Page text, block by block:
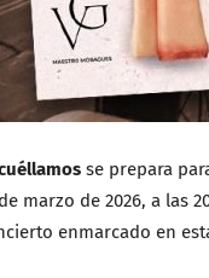
se prepara
marzo de 2026, a las
enmarcado en